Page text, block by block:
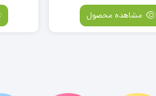
مشاهده محصول